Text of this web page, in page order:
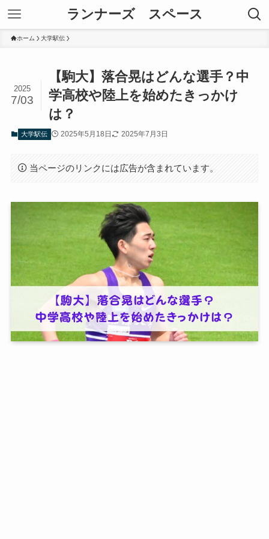
ランナーズ スペース
ホーム 大学駅伝
【駒大】落合晃はどんな選手？中
学高校や陸上を始めたきっかけ
は？
2025
7/03
大学駅伝 2025年5月18日 2025年7月3日
当ページのリンクには広告が含まれています。